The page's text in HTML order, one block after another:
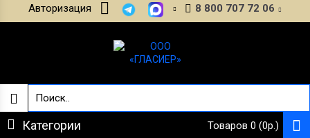
Авторизация
8 800 707 72 06
Товаров 0 (0р.)
Категории